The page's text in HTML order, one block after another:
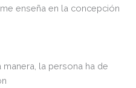
enseña en la concepción
la persona ha de